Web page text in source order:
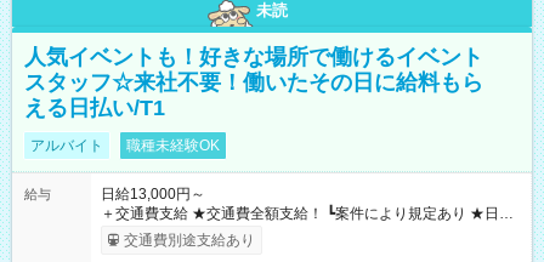
未読
人気イベントも！好きな場所で働けるイベント
スタッフ☆来社不要！働いたその日に給料もら
える日払い/T1
アルバイト 職種未経験OK
給与
日給13,000円～
＋交通費支給 ★交通費全額支給！ ┗案件により規定あり ★日払
いOK！（規定あり） ┗働いたその日に現金GET♪ お仕事後はコ
ンビニATMから 日払い分を引き落とせます！ 【試用期間】試
交通費別途支給あり